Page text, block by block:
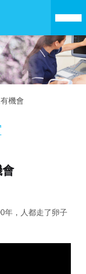
機會
會
年，人都走了卵子